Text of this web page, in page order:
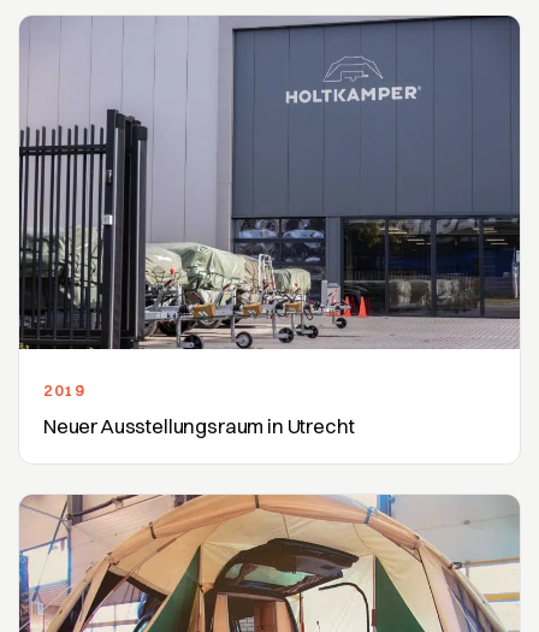
2019
Neuer Ausstellungsraum in Utrecht